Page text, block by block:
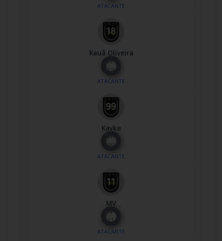
ATACANTE
Kauã Oliveira
Nº
18
ATACANTE
Kayke
Nº
99
ATACANTE
MV
Nº
11
ATACANTE